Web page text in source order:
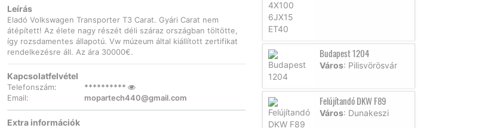
Leírás
Eladó Volkswagen Transporter T3 Carat. Gyári Carat nem
átépített! Az élete nagy részét déli száraz országban töltötte,
így rozsdamentes állapotú. Vw múzeum által kiállított zertifikat
rendelkezésre áll. Az ára 30000€.
Kapcsolatfelvétel
Telefonszám:
**********
Email:
mopartech440@gmail.com
Extra információk
Budapest 1204
Város: Pilisvörösvár
Felújítandó DKW F89
Város: Dunakeszi